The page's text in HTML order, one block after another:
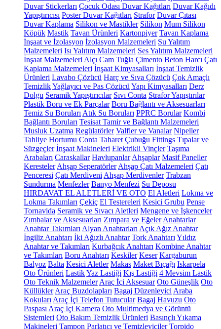
Duvar Stickerları Çocuk Odası Duvar Kağıtları Duvar Kağıdı
Yapıştırıcısı Poster Duvar Kağıtları Strafor Duvar Çıtası
Duvar Kaplama Silikon ve Mastikler Silikon Mum Silikon
Köpük Mastik Tavan Ürünleri Kartonpiyer Tavan Kaplama
İnşaat ve İzolasyon İzolasyon Malzemeleri Su Yalıtım
Malzemeleri Isı Yalıtım Malzemeleri Ses Yalıtım Malzemeleri
İnşaat Malzemeleri Alçı Cam Tuğla Çimento Beton Harcı Çatı
Kaplama Malzemeleri İnşaat Kimyasalları İnşaat Temizlik
Ürünleri Lavabo Çözücü Harç ve Sıva Çözücü Çok Amaçlı
TemizlikYağlayıcı ve Pas Çözücü Yapı Kimyasalları Derz
Dolgu Seramik Yapıştırıcılar Sıvı Conta Strafor Yapıştırılar
Plastik Boru ve Ek Parçalar Boru Bağlantı ve Aksesuarları
Temiz Su Boruları Atık Su Boruları PPRC Borular Kombi
Bağlantı Boruları Tesisat Tamir ve Bağlantı Malzemeleri
Musluk Uzatma Regülatörler Valfler ve Vanalar Nipeller
Tahliye Hortumu Conta Taharet Çubuğu Fittings Tıpalar ve
Süzgeçler İnşaat Makineleri Elektrikli Vinçler Taşıma
Arabaları Caraskallar Havlupanlar Ahşaplar Masif Paneller
Keresteler Ahşap Seperatörler Ahşap Çatı Malzemeleri Çatı
Penceresi Çatı Merdiveni Ahşap Merdivenler Trabzan
Sundurma Menfezler Banyo Menfezi Su Deposu
HIRDAVAT EL ALETLERİ VE OTO El Aletleri Lokma ve
Lokma Takımları Çekiç El Testereleri Kesici Grubu Pense
Tornavida Seramik ve Sıvacı Aletleri Mengene ve İşkenceler
Zımbalar ve Aksesuarları Zımpara ve Eğeler Anahtarlar
Anahtar Takımları Alyan Anahtarları Açık Ağız Anahtar
İngiliz Anahtarı İki Ağızlı Anahtar Tork Anahtarı Yıldız
Anahtar ve Takımları Kurbağcık Anahtarı Kombine Anahtar
ve Takımları Boru Anahtarı Keskiler Keser Kargaburun
Balyoz Balta Kesici Aletler Makas Maket Bıçağı Iskarpela
Oto Ürünleri LastikYaz Lastiği Kış Lastiği 4 Mevsim Lastik
Oto Teknik Malzemeler Araç İçi Aksesuar Oto Güneşlik Oto
Küllükler Araç Buzdolapları Bagaj Düzenleyici Araba
Kokuları Araç İçi Telefon Tutucular Bagaj Havuzu Oto
Paspası Araç İçi Kamera Oto Multimedya ve Görüntü
Sistemleri Oto Bakım Temizlik Ürünleri Basınçlı Yıkama
Makineleri Tampon Parlatıcı ve Temizleyiciler Torpido